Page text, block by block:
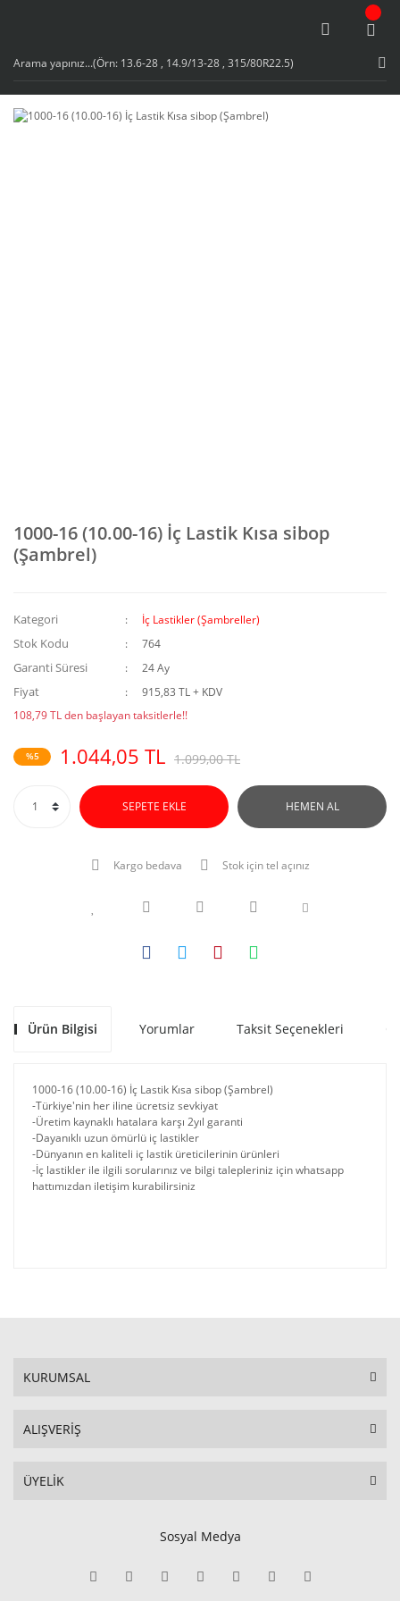
1000-16 (10.00-16) İç Lastik Kısa sibop
(Şambrel)
Kategori İç Lastikler (Şambreller)
Stok Kodu 764
Garanti Süresi 24 Ay
Fiyat
915,83 TL + KDV
108,79 TL den başlayan taksitlerle!!
%5 1.044,05 TL 1.099,00 TL
SEPETE EKLE HEMEN AL
Kargo bedava Stok için tel açınız
Ürün Bilgisi Yorumlar Taksit Seçenekleri
1000-16 (10.00-16) İç Lastik Kısa sibop (Şambrel)
-Türkiye'nin her iline ücretsiz sevkiyat
-Üretim kaynaklı hatalara karşı 2yıl garanti
-Dayanıklı uzun ömürlü iç lastikler
-Dünyanın en kaliteli iç lastik üreticilerinin ürünleri
-İç lastikler ile ilgili sorularınız ve bilgi talepleriniz için whatsapp
hattımızdan iletişim kurabilirsiniz
KURUMSAL
ALIŞVERİŞ
ÜYELİK
Sosyal Medya